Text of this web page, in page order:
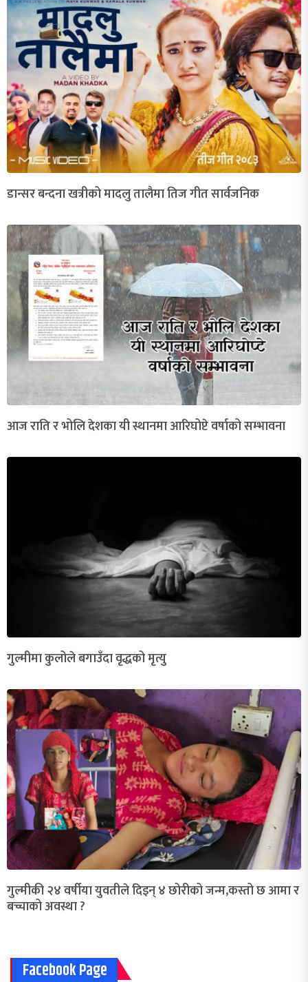
डान्सर बन्दना खत्रीको मादलु तालैमा तिज गीत सार्वजनिक
आज राति र भोलि देशका यी स्थानमा आरिघोप्टे वर्षाको सम्भावना
गुल्मीमा कुलोले बगाउँदा वृद्धको मृत्यु
गुल्मीकी २४ वर्षीया युवतीले दिइन् ४ छोरीको जन्म,कस्तो छ आमा र
बच्चाको अवस्था ?
Facebook Page